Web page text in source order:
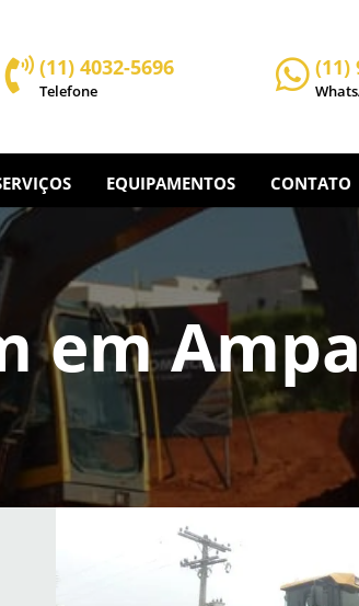
 (11) 4032-5696
Telefone  (11)
EQUIPAMENTOS CONTATO
em